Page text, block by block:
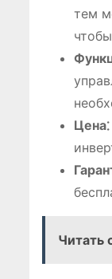
тем
Цена⁚
Читать